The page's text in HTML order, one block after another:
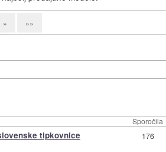
» »»
Sporočila
tipkovnice 176